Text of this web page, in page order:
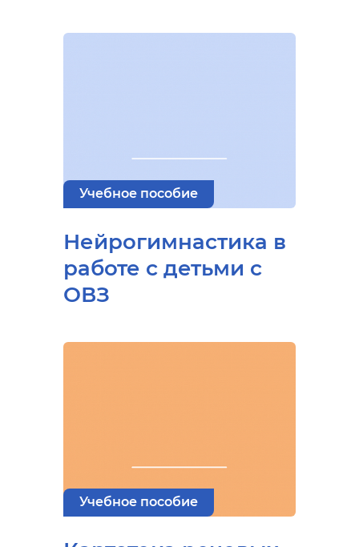
Учебное пособие
Нейрогимнастика в
работе с детьми с
ОВЗ
Учебное пособие